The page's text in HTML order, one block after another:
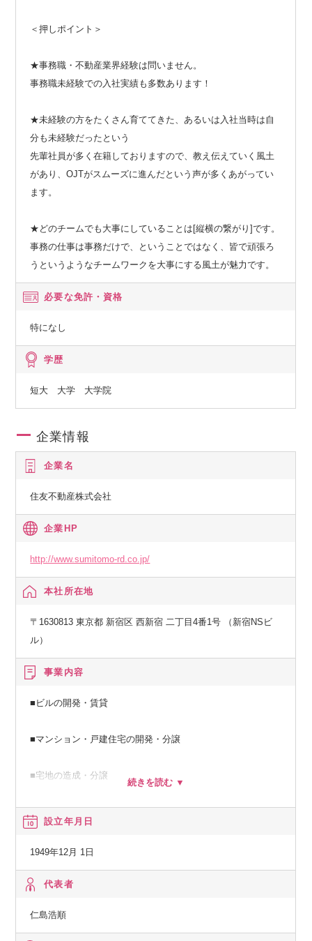
＜押しポイント＞
★事務職・不動産業界経験は問いません。
事務職未経験での入社実績も多数あります！
★未経験の方をたくさん育ててきた、あるいは入社当時は自
分も未経験だったという
先輩社員が多く在籍しておりますので、教え伝えていく風土
があり、OJTがスムーズに進んだという声が多くあがってい
ます。
★どのチームでも大事にしていることは[縦横の繋がり]です。
事務の仕事は事務だけで、ということではなく、皆で頑張ろ
うというようなチームワークを大事にする風土が魅力です。
必要な免許・資格
特になし
学歴
短大 大学 大学院
企業情報
企業名
住友不動産株式会社
企業HP
http://www.sumitomo-rd.co.jp/
本社所在地
〒1630813 東京都 新宿区 西新宿 二丁目4番1号 （新宿NSビ
ル）
事業内容
■ビルの開発・賃貸
■マンション・戸建住宅の開発・分譲
■宅地の造成・分譲
■建築土木工事の請負・設計・監理
■不動産の売買・仲介・鑑定 他
設立年月日
1949年12月 1日
代表者
仁島浩順